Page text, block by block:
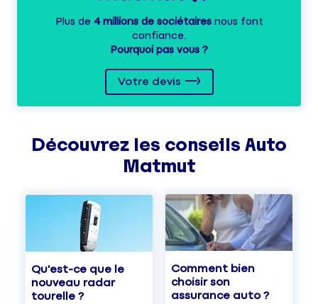
Plus de 4 millions de sociétairesnous font
confiance.
Pourquoi pas vous ?
Votre devis
Découvrez les conseils Auto
Matmut
Qu'est-ce que le
nouveau radar
tourelle ?
Comment bien
choisir son
assurance auto ?